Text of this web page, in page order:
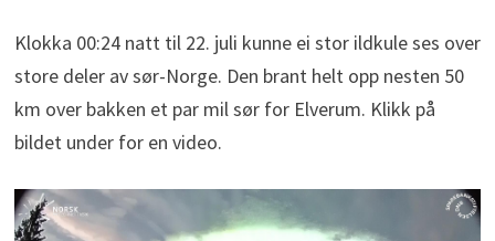
Klokka 00:24 natt til 22. juli kunne ei stor ildkule ses over
store deler av sør-Norge. Den brant helt opp nesten 50
km over bakken et par mil sør for Elverum. Klikk på
bildet under for en video.